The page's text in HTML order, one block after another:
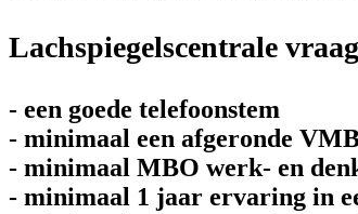
Lachspiegelscentrale
- een goede telefoonstem
- minimaal een afgeronde
- minimaal MBO werk- en
- minimaal 1 jaar ervaring in